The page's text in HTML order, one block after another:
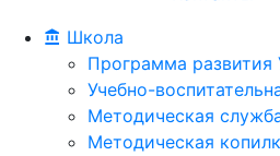
Школа
Программа
Учебно-
Методическая
Методическая